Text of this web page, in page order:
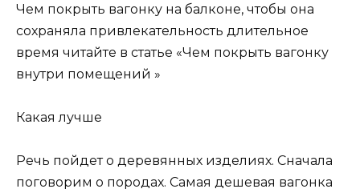
Чем покрыть вагонку на балконе, чтобы она
сохраняла привлекательность длительное
время читайте в статье «Чем покрыть вагонку
внутри помещений »
Какая лучше
Речь пойдет о деревянных изделиях. Сначала
поговорим о породах. Самая дешевая вагонка